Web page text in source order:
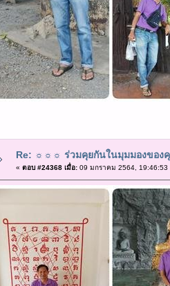
Re: ☼☼☼ ร่วมคุยกันในมุมมองของ
« ตอบ #24368 เมื่อ:09 มกราคม 2564, 19:46:53